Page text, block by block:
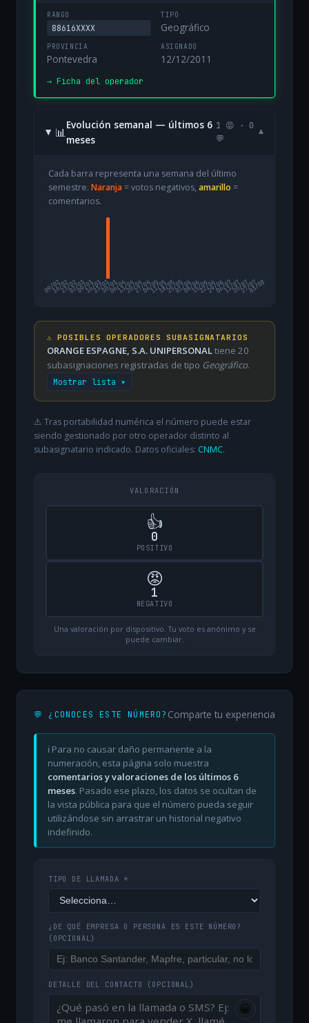
RANGO
88616XXXX
TIPO
Geográfico
PROVINCIA
Pontevedra
ASIGNADO
12/12/2011
→ Ficha del operador
📊
Evolución semanal — últimos 6
meses
1 😡 · 0
💬
▾
Cada barra representa una semana del último
semestre. Naranja= votos negativos, amarillo =
comentarios.
09/02
16/0223/0202/0309/0316/0323/0330/0306/0413/0420/0427/0404/0511/0518/0525/0501/0608/0615/0622/0629/0606/0713/0720/0727/07
03/08
⚠️ POSIBLES OPERADORES SUBASIGNATARIOS
ORANGE ESPAGNE, S.A. UNIPERSONALtiene 20
subasignaciones registradas de tipo Geográfico.
Mostrar lista ▾
⚠️ Tras portabilidad numérica el número puede estar
siendo gestionado por otro operador distinto al
subasignatario indicado. Datos oficiales: CNMC.
VALORACIÓN
👍
0
POSITIVO
😡
1
NEGATIVO
Una valoración por dispositivo. Tu voto es anónimo y se
puede cambiar.
💬 ¿CONOCES ESTE NÚMERO? Comparte tu experiencia
ℹ️ Para no causar daño permanente a la
numeración, esta página solo muestra
comentarios y valoraciones de los últimos 6
meses. Pasado ese plazo, los datos se ocultan de
la vista pública para que el número pueda seguir
utilizándose sin arrastrar un historial negativo
indefinido.
TIPO DE LLAMADA *
¿DE QUÉ EMPRESA O PERSONA ES ESTE NÚMERO?
(OPCIONAL)
DETALLE DEL CONTACTO (OPCIONAL)
😀